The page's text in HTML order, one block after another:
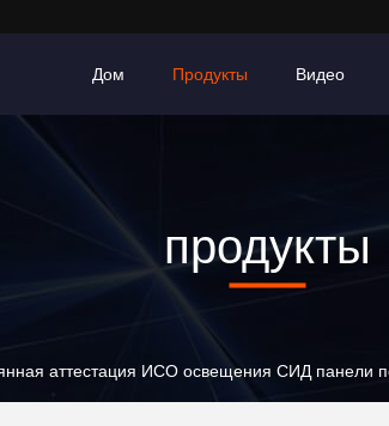
Дом Продукты Видео
продукты
аттестация ИСО освещения СИД панели